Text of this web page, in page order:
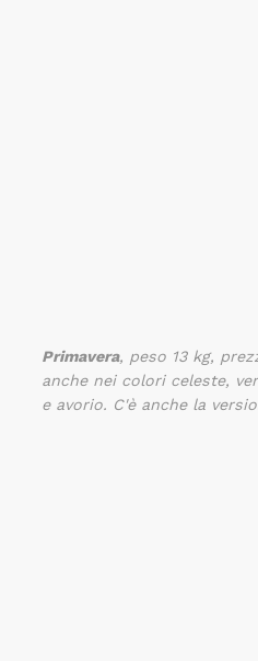
Primavera, peso 13 kg,
anche nei colori celeste,
e avorio. C'è anche la